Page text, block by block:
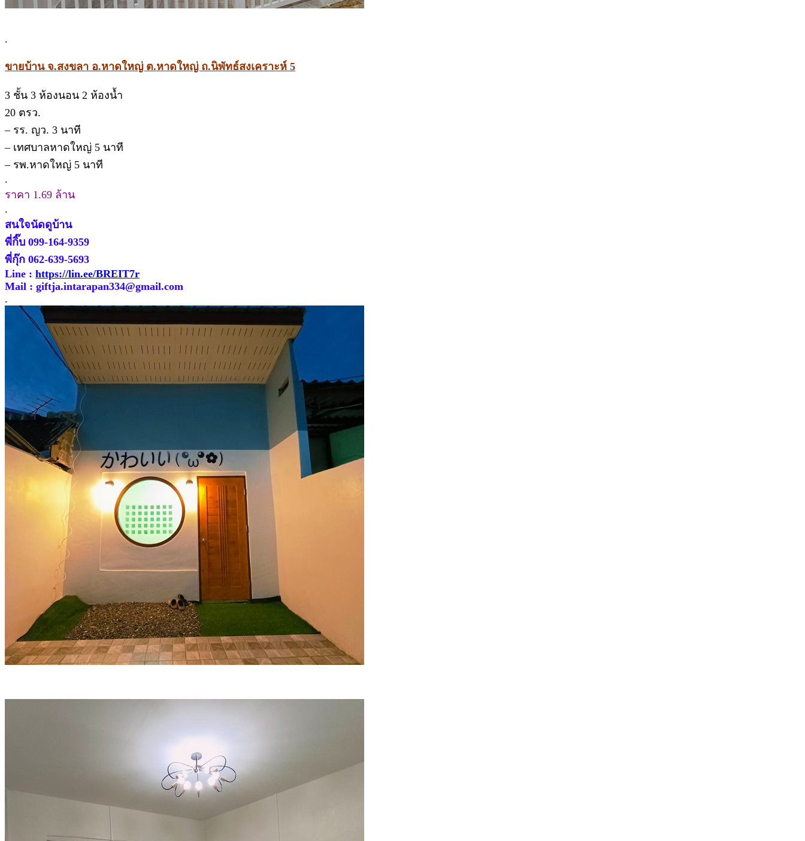
.
ขายบ้าน จ.สงขลา อ.หาดใหญ่ ต.หาดใหญ่ ถ.นิพัทธ์สงเคราะห์ 5
3 ชั้น 3 ห้องนอน 2 ห้องน้ำ
20 ตรว.
– รร. ญว. 3 นาที
– เทศบาลหาดใหญ่ 5 นาที
– รพ.หาดใหญ่ 5 นาที
.
ราคา 1.69 ล้าน
.
สนใจนัดดูบ้าน
พี่กิ๊บ 099-164-9359
พี่กุ๊ก 062-639-5693
Line : https://lin.ee/BREIT7r
Mail : giftja.intarapan334@gmail.com
.